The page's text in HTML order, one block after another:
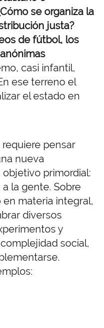
se organiza la
justa?
de fútbol, los
casi infantil,
ese terreno el
el estado en
pensar
nueva
primordial:
la gente. Sobre
materia integral,
diversos
y
social,